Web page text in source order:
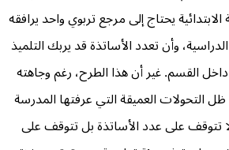
يحتاج إلى مرجع تربوي واحد يرافقه
وأن تعدد الأساتذة قد يربك التلميذ
القسم. غير أن هذا الطرح، رغم وجاهته
ظل التحولات العميقة التي عرفتها المدرسة
لا تتوقف على عدد الأساتذة بل تتوقف على